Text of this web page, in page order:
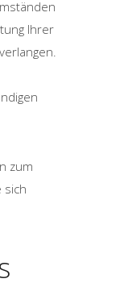
Ihrer
zum
sich